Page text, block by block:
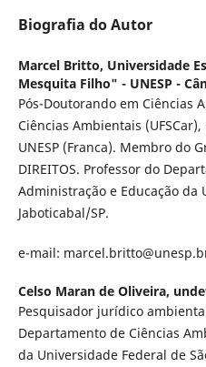
Biografia do Autor
Marcel Britto, Universidade
Mesquita Filho" - UNESP -
Pós-Doutorando em Ciências
Ciências Ambientais
UNESP (Franca). Membro do
DIREITOS. Professor do
Administração e Educação da
Jaboticabal/SP.
e-mail:
Celso Maran de Oliveira,
Pesquisador jurídico
Departamento de Ciências
da Universidade Federal de